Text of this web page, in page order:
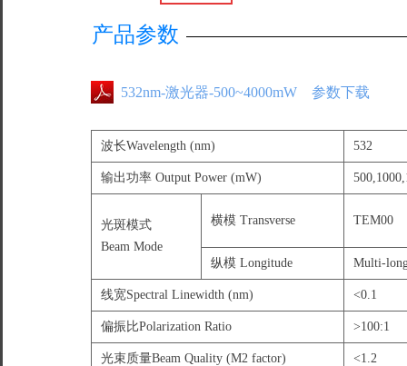
532nm-激光器-500~4000mW 参数下载
波长Wavelength (nm) 532
输出功率 Output Power (mW)
光斑模式
Beam Mode
横模 Transverse TEM00
纵模 Longitude Multi-
线宽Spectral Linewidth (nm) <0.1
偏振比Polarization Ratio >100:1
光束质量Beam Quality (M2 factor) <1.2
产品参数